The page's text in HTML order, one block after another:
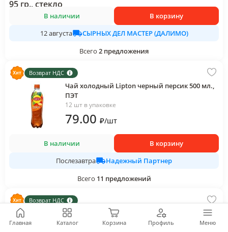
Главная Каталог Корзина Профиль Меню
В наличии
В корзину
12 августа
СЫРНЫХ ДЕЛ МАСТЕР (ДАЛИМО)
Всего 2 предложения
Возврат НДС
Чай холодный Lipton черный персик 500 мл.,
ПЭТ
12 шт в упаковке
79.00 ₽/шт
В наличии
В корзину
Послезавтра
Надежный Партнер
Всего 11 предложений
Возврат НДС
Батончик шоколадный Snickers лесной орех
81 гр., флоу-пак